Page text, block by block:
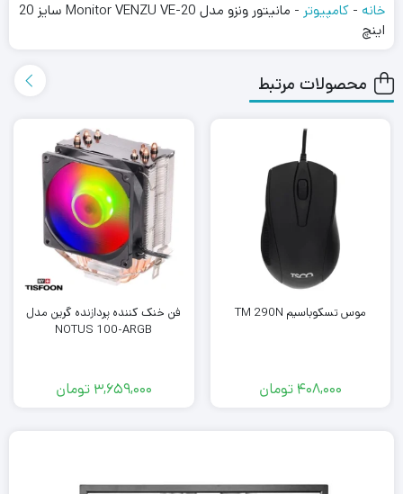
خانه - کامپیوتر -
مانیتور ونزو مدل Monitor VENZU VE-20 سایز 20
اینچ
محصولات مرتبط
موس تسکوباسیم TM 290N
408,000 تومان
فن خنک کننده پردازنده گرین مدل
NOTUS 100-ARGB
3,659,000 تومان